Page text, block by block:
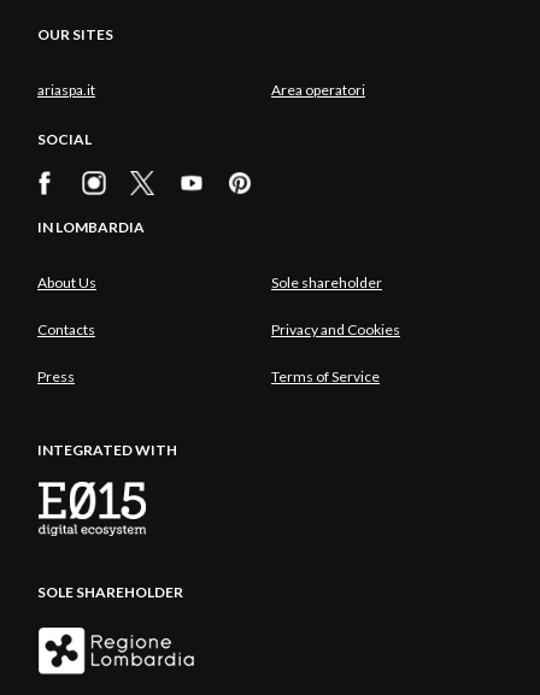
OUR SITES
ariaspa.it Area operatori
SOCIAL
IN LOMBARDIA
About Us Sole shareholder
Contacts Privacy and Cookies
Press Terms of Service
INTEGRATED WITH
SOLE SHAREHOLDER